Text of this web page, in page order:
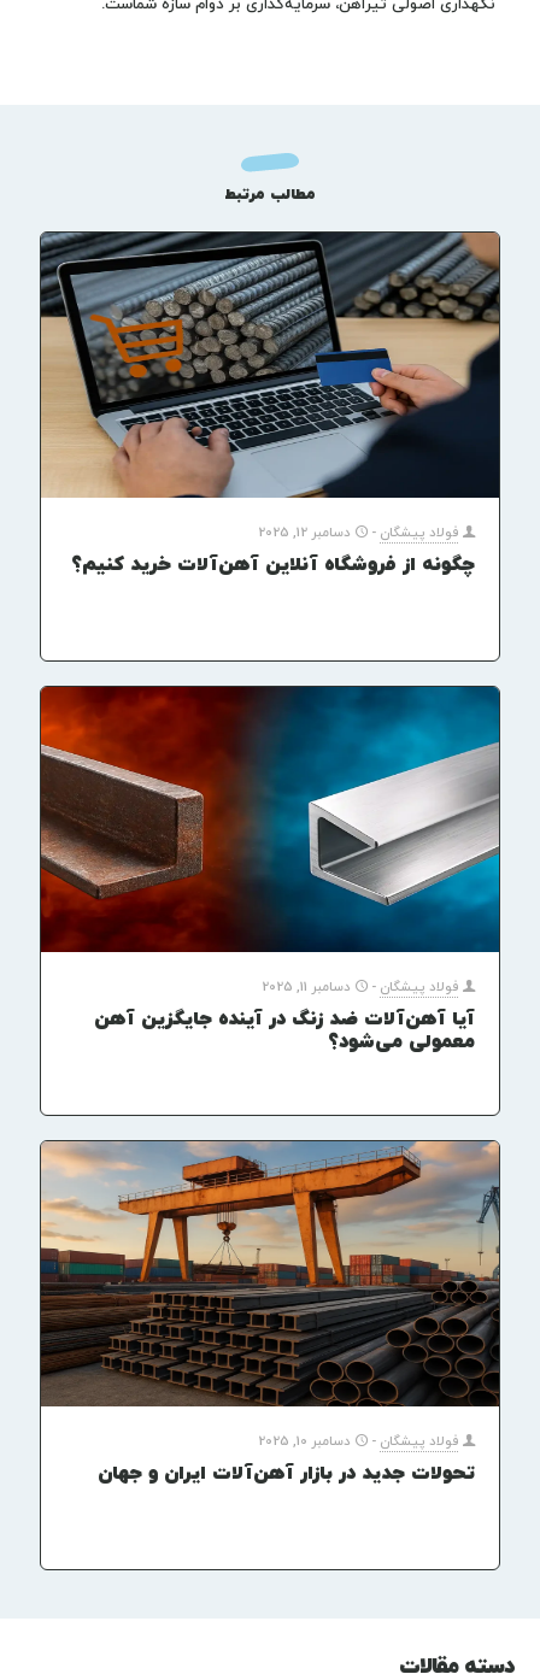
نگهداری اصولی تیرآهن، سرمایه‌گذاری بر دوام سازه شماست.
مطالب مرتبط
فولاد پیشگان - دسامبر 12, 2025
چگونه از فروشگاه آنلاین آهن‌آلات خرید کنیم؟
فولاد پیشگان - دسامبر 11, 2025
آیا آهن‌آلات ضد زنگ در آینده جایگزین آهن
معمولی می‌شود؟
فولاد پیشگان - دسامبر 10, 2025
تحولات جدید در بازار آهن‌آلات ایران و جهان
دسته مقالات